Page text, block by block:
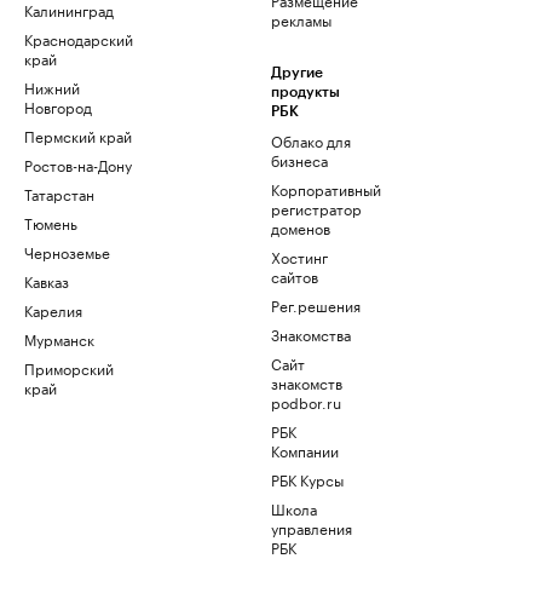
Калининград
Краснодарский
край
Нижний
Новгород
Пермский край
Ростов-на-Дону
Татарстан
Тюмень
Черноземье
Кавказ
Карелия
Мурманск
Приморский
край
рекламы
Другие
продукты
РБК
Облако для
бизнеса
Корпоративный
регистратор
доменов
Хостинг
сайтов
Рег.решения
Знакомства
Сайт
знакомств
podbor.ru
РБК
Компании
РБК Курсы
Школа
управления
РБК